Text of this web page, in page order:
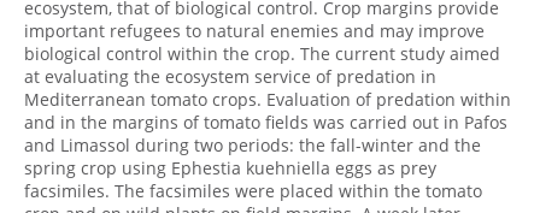
ecosystem, that of biological control. Crop margins provide
important refugees to natural enemies and may improve
biological control within the crop. The current study aimed
at evaluating the ecosystem service of predation in
Mediterranean tomato crops. Evaluation of predation within
and in the margins of tomato fields was carried out in Pafos
and Limassol during two periods: the fall-winter and the
spring crop using Ephestia kuehniella eggs as prey
facsimiles. The facsimiles were placed within the tomato